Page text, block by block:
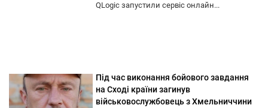
QLogic запустили сервіс онлайн...
Під час виконання бойового завдання
на Сході країни загинув
військовослужбовець з Хмельниччини